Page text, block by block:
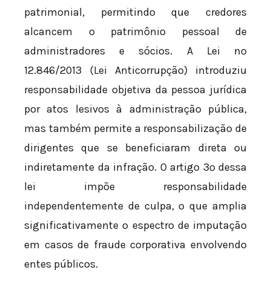
patrimonial, permitindo que credores
alcancem o patrimônio pessoal de
administradores e sócios. A Lei nº
12.846/2013 (Lei Anticorrupção) introduziu
responsabilidade objetiva da pessoa jurídica
por atos lesivos à administração pública,
mas também permite a responsabilização de
dirigentes que se beneficiaram direta ou
indiretamente da infração. O artigo 3º dessa
lei impõe responsabilidade
independentemente de culpa, o que amplia
significativamente o espectro de imputação
em casos de fraude corporativa envolvendo
entes públicos.